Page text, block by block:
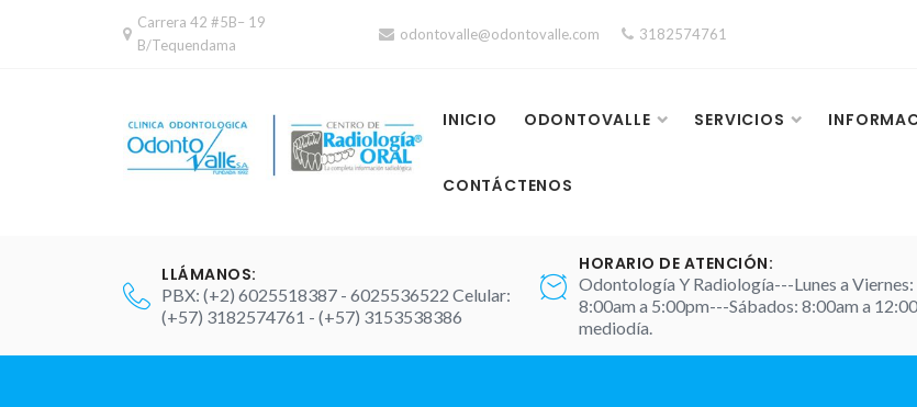
Carrera 42 #5B– 19
B/Tequendama
odontovalle@odontovalle.com 3182574761
INICIO ODONTOVALLE SERVICIOS
CONTÁCTENOS
LLÁMANOS:
PBX: (+2) 6025518387 - 6025536522 Celular:
(+57) 3182574761 - (+57) 3153538386
HORARIO DE ATENCIÓN:
Odontología Y Radiología---Lunes a Viernes:
8:00am a 5:00pm---Sábados: 8:00am a
mediodía.